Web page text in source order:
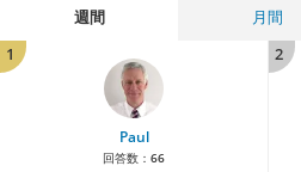
週間 月間
1
Paul
回答数： 66
2